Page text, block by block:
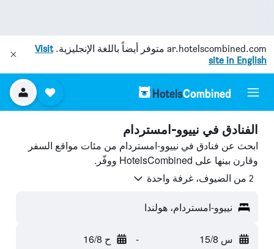
ar.hotelscombined.com متوفر أيضاً باللغة الإنجليزية.Visit
site in English
الفنادق في نييوو-امستردام
ابحث عن فنادق في نييوو-امستردام من مئات مواقع السفر
وقارن بينها على HotelsCombined ووفّر.
2 من الضيوف، غرفة واحدة
نييوو-امستردام، هولندا
س 15/8 - ح 16/8